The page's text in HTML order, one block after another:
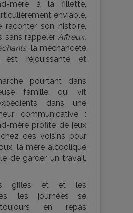
mère à la fillette,
enviable,
raconter son histoire,
sans rappeler Affreux,
, la méchanceté
est réjouissante et
pourtant dans
famille, qui vit
dans une
communicative :
mère profite de jeux
des voisins pour
la mère alcoolique
de garder un travail,
gifles et et les
les journées se
en repas